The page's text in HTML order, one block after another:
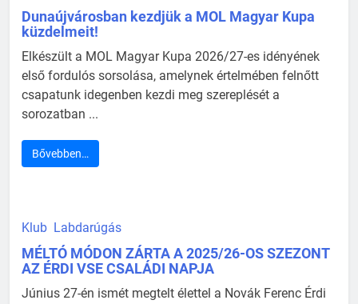
Dunaújvárosban kezdjük a MOL Magyar Kupa
küzdelmeit!
Elkészült a MOL Magyar Kupa 2026/27-es idényének
első fordulós sorsolása, amelynek értelmében felnőtt
csapatunk idegenben kezdi meg szereplését a
sorozatban ...
Bővebben…
Klub Labdarúgás
MÉLTÓ MÓDON ZÁRTA A 2025/26-OS SZEZONT
AZ ÉRDI VSE CSALÁDI NAPJA
Június 27-én ismét megtelt élettel a Novák Ferenc Érdi